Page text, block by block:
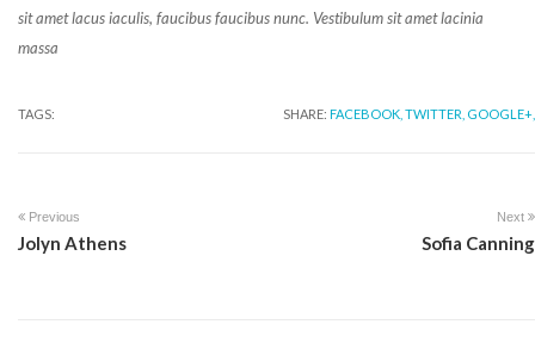
sit amet lacus iaculis, faucibus faucibus nunc. Vestibulum sit amet lacinia
massa
TAGS: SHARE: FACEBOOK, TWITTER, GOOGLE+,
Previous
Jolyn Athens
Next
Sofia Canning